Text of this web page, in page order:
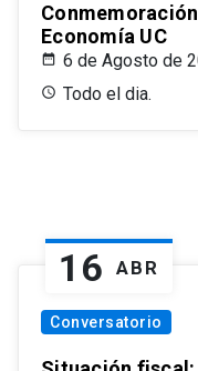
Economía UC
6 de Agosto de
Todo el dia.
16 ABR
Conversatorio